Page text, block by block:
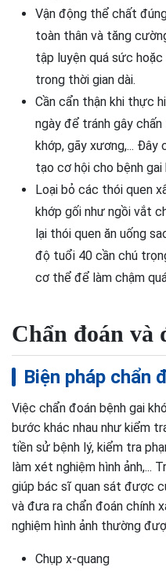
Vận động thể chất
toàn thân và tăng
tập luyện quá sức
trong thời gian dài.
Cần cẩn thận khi thực
ngày để tránh gây
khớp, gãy xương,...
tạo cơ hội cho bệnh
Loại bỏ các thói quen
khớp gối như ngồi vắt
lại thói quen ăn uống
độ tuổi 40 cần chú
cơ thể để làm chậm
Chẩn đoán và
Biện pháp chẩn
Việc chẩn đoán bệnh gai
bước khác nhau như kiểm
tiền sử bệnh lý, kiểm tra
làm xét nghiệm hình ảnh,...
giúp bác sĩ quan sát được
và đưa ra chẩn đoán chính
nghiệm hình ảnh thường
Chụp x-quang